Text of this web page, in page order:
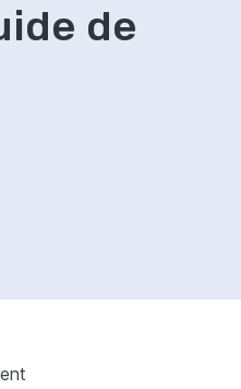
de